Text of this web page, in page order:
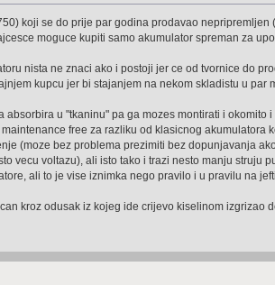
koji se do prije par godina prodavao
moguce kupiti samo akumulator spreman za
nista ne znaci ako i postoji jer ce od tvornice do
kupcu jer bi stajanjem na nekom skladistu u par
u "tkaninu" pa ga mozes montirati i
free za razliku od klasicnog
(moze bez problema prezimiti bez dopunjavanja
vecu voltazu), ali isto tako i trazi nesto manju struju
ali to je vise iznimka nego pravilo i u pravilu na
kroz odusak iz kojeg ide crijevo kiselinom izgrizao